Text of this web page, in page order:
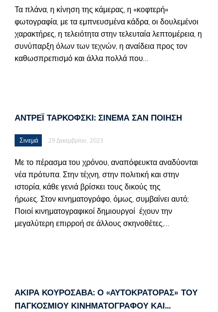
Τα πλάνα, η κίνηση της κάμερας, η «κοφτερή»
φωτογραφία, με τα εμπνευσμένα κάδρα, οι δουλεμένοι
χαρακτήρες, η τελειότητα στην τελευταία λεπτομέρεια, η
συνύπαρξη όλων των τεχνών, η αναίδεια προς τον
καθωσπρεπισμό και άλλα πολλά που…
ΑΝΤΡΈΙ ΤΑΡΚΌΦΣΚΙ: ΣΙΝΕΜΆ ΣΑΝ ΠΟΊΗΣΗ
Σινεμά 29 Δεκεμβρίου, 2023
Με το πέρασμα του χρόνου, αναπόφευκτα αναδύονται
νέα πρότυπα. Στην τέχνη, στην πολιτική και στην
ιστορία, κάθε γενιά βρίσκει τους δικούς της
ήρωες. Στον κινηματογράφο, όμως, συμβαίνει αυτό;
Ποιοί κινηματογραφικοί δημιουργοί έχουν την
μεγαλύτερη επιρροή σε άλλους σκηνοθέτες,…
ΑΚΊΡΑ ΚΟΥΡΟΣΆΒΑ: Ο «ΑΥΤΟΚΡΆΤΟΡΑΣ» ΤΟΥ
ΠΑΓΚΌΣΜΙΟΥ ΚΙΝΗΜΑΤΟΓΡΆΦΟΥ ΚΑΙ…